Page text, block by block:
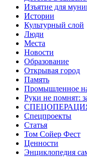
Изъятие для
Истории
Культурный слой
Люди
Места
Новости
Образование
Открывая город
Память
Промышленное
Руки не помнят:
Спецпроекты
Статья
Том Сойер Фест
Ценности
Энциклопедия